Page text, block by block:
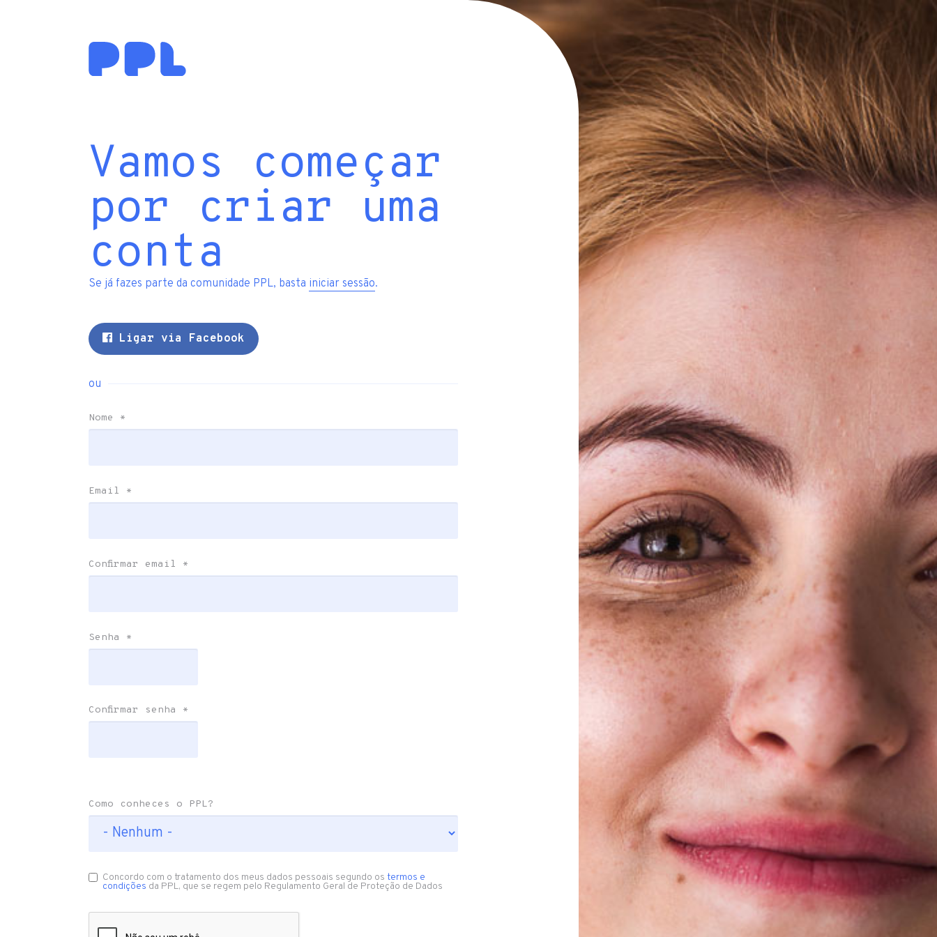
Vamos começar
por criar uma
conta
Se já fazes parte da comunidade PPL, basta iniciar sessão.
Ligar via Facebook
ou
Nome *
Email *
Confirmar email *
Senha *
Confirmar senha *
Como conheces o PPL?
Concordo com o tratamento dos meus dados pessoais segundo os termos e
condições da PPL, que se regem pelo Regulamento Geral de Proteção de Dados